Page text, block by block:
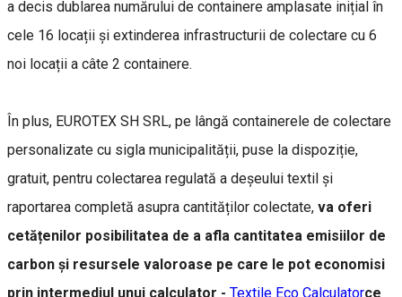
a decis dublarea numărului de containere amplasate inițial în
cele 16 locații și extinderea infrastructurii de colectare cu 6
noi locații a câte 2 containere.
În plus, EUROTEX SH SRL, pe lângă containerele de colectare
personalizate cu sigla municipalității, puse la dispoziție,
gratuit, pentru colectarea regulată a deșeului textil și
raportarea completă asupra cantităților colectate, va oferi
cetățenilor posibilitatea de a afla cantitatea emisiilor de
carbon și resursele valoroase pe care le pot economisi
prin intermediul unui calculator - Textile Eco Calculatorce